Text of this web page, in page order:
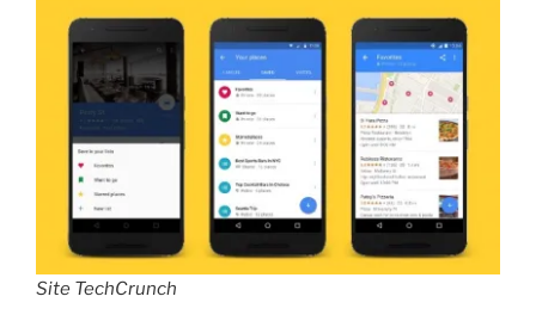
Site TechCrunch